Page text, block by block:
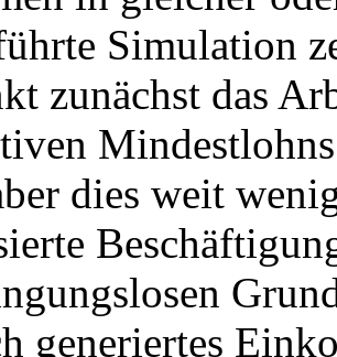
Simulation
zunächst das
dies weit
generiertes